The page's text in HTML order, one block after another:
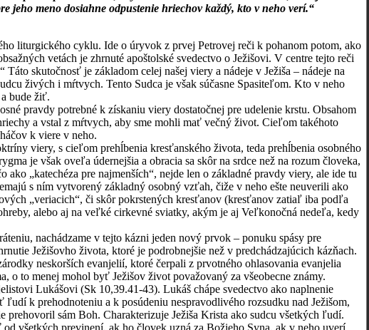
jeho meno dosiahne odpustenie hriechov každý, kto v neho verí.“
liturgického cyklu. Ide o úryvok z prvej Petrovej reči k pohanom potom, ako
vetách je zhrnuté apoštolské svedectvo o Ježišovi. V centre tejto reči
skutočnosť je základom celej našej viery a nádeje v Ježiša – nádeje na
živých i mŕtvych. Tento Sudca je však súčasne Spasiteľom. Kto v neho
bude žiť.
pravdy potrebné k získaniu viery dostatočnej pre udelenie krstu. Obsahom
a vstal z mŕtvych, aby sme mohli mať večný život. Cieľom takéhoto
k viere v neho.
viery, s cieľom prehĺbenia kresťanského života, teda prehĺbenia osobného
je však oveľa údernejšia a obracia sa skôr na srdce než na rozum človeka,
„katechéza pre najmenších“, nejde len o základné pravdy viery, ale ide tu
s ním vytvorený základný osobný vzťah, čiže v neho ešte neuverili ako
„veriacich“, či skôr pokrstených kresťanov (kresťanov zatiaľ iba podľa
alebo aj na veľké cirkevné sviatky, akým je aj Veľkonočná nedeľa, kedy
nachádzame v tejto kázni jeden nový prvok – ponuku spásy pre
Ježišovho života, ktoré je podrobnejšie než v predchádzajúcich kázňach.
neskorších evanjelií, ktoré čerpali z prvotného ohlasovania evanjelia
o to menej mohol byť Ježišov život považovaný za všeobecne známy.
Lukášovi (Sk 10,39.41-43). Lukáš chápe svedectvo ako naplnenie
k prehodnoteniu a k posúdeniu nespravodlivého rozsudku nad Ježišom,
sám Boh. Charakterizuje Ježiša Krista ako sudcu všetkých ľudí.
všetkých previnení, ak ho človek uzná za Božieho Syna, ak v neho uverí